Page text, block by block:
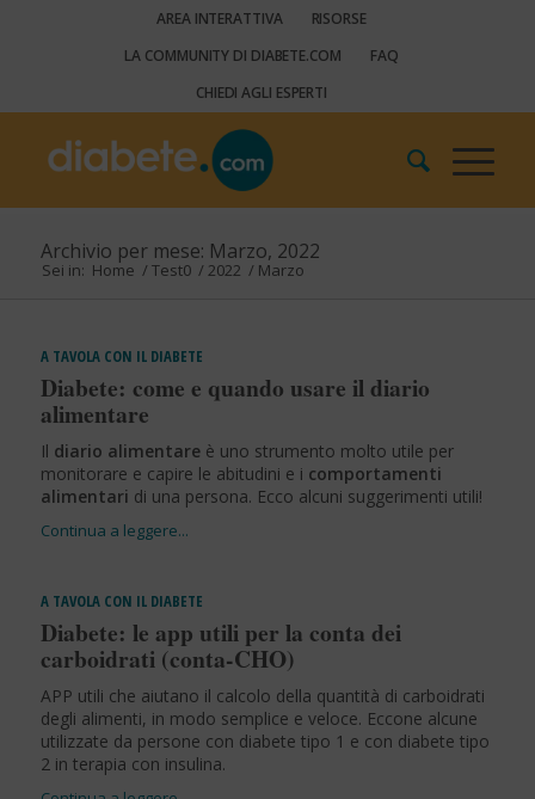
AREA INTERATTIVA
RISORSE
LA COMMUNITY DI DIABETE.COM
FAQ
CHIEDI AGLI ESPERTI
Archivio per mese: Marzo, 2022
Sei in: Home / Test0 / 2022 / Marzo
A TAVOLA CON IL DIABETE
Diabete: come e quando usare il diario
alimentare
Il diario alimentareè uno strumento molto utile per
monitorare e capire le abitudini e i comportamenti
alimentari di una persona. Ecco alcuni suggerimenti utili!
A TAVOLA CON IL DIABETE
Diabete: le app utili per la conta dei
carboidrati (conta-CHO)
APP utili che aiutano il calcolo della quantità di carboidrati
degli alimenti, in modo semplice e veloce. Eccone alcune
utilizzate da persone con diabete tipo 1 e con diabete tipo
2 in terapia con insulina.